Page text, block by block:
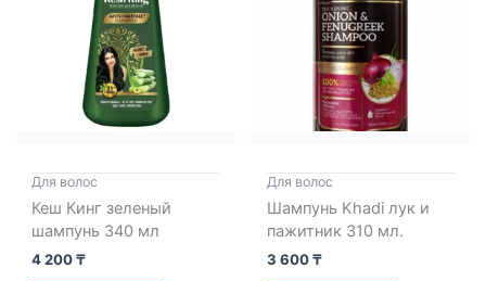
Для волос
Кеш Кинг зеленый
шампунь 340 мл
4 200₸
Для волос
Шампунь Khadi лук и
пажитник 310 мл.
3 600₸